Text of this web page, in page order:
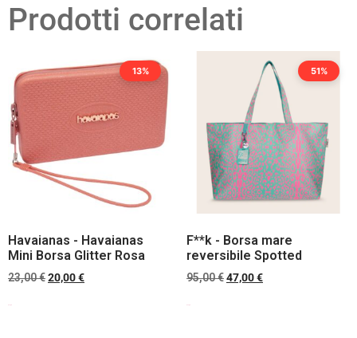
Prodotti correlati
13%
Havaianas - Havaianas
Mini Borsa Glitter Rosa
23,00€20,00€
51%
F**k - Borsa mare
reversibile Spotted
95,00€47,00€